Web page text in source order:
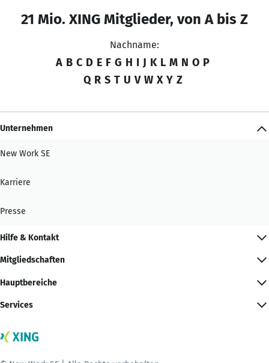
21 Mio. XING Mitglieder, von A bis Z
Nachname:
A B C D E F G H I J K L M N O P
Q R S T U V W X Y Z
Unternehmen
New Work SE
Karriere
Presse
Hilfe & Kontakt
Mitgliedschaften
Hauptbereiche
Services